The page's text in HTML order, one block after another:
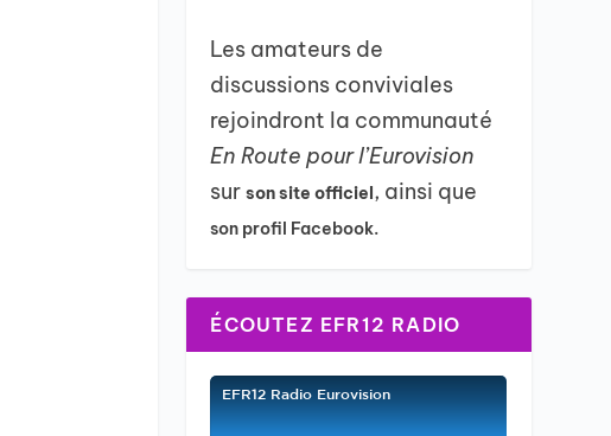
Les amateurs de
discussions conviviales
rejoindront la communauté
En Route pour l’Eurovision
surson site officiel, ainsi que
son profil Facebook.
ÉCOUTEZ EFR12 RADIO